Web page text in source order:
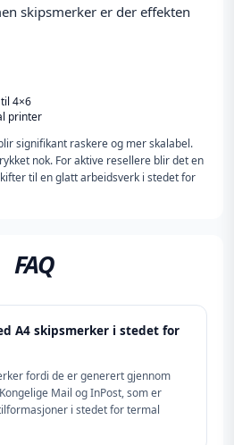
skipsmerker er der effekten
4×6
printer
signifikant raskere og mer skalabel.
nok. For aktive resellere blir det en
til en glatt arbeidsverk i stedet for
FAQ
A4 skipsmerker i stedet for
fordi de er generert gjennom
Mail og InPost, som er
i stedet for termal